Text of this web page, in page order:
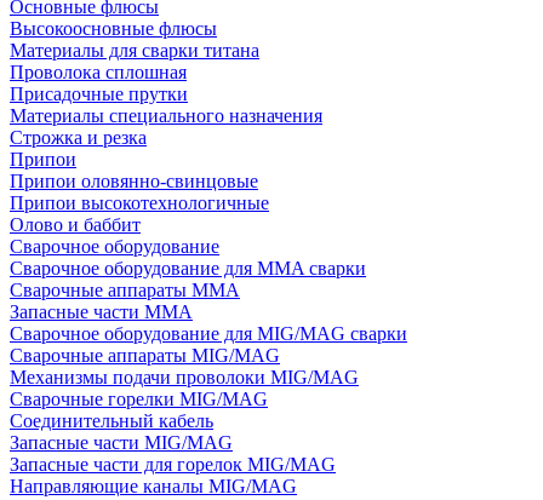
Основные флюсы
Высокоосновные флюсы
Материалы для сварки титана
Проволока сплошная
Присадочные прутки
Материалы специального назначения
Строжка и резка
Припои
Припои оловянно-свинцовые
Припои высокотехнологичные
Олово и баббит
Сварочное оборудование
Сварочное оборудование для MMA сварки
Сварочные аппараты MMA
Запасные части MMA
Сварочное оборудование для MIG/MAG сварки
Сварочные аппараты MIG/MAG
Механизмы подачи проволоки MIG/MAG
Сварочные горелки MIG/MAG
Соединительный кабель
Запасные части MIG/MAG
Запасные части для горелок MIG/MAG
Направляющие каналы MIG/MAG